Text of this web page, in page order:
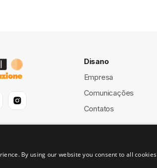
Disano
Empresa
Comunicações
Contatos
By using our website you consent to all